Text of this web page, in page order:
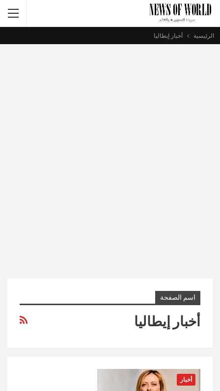
الرئيسية أخبار إيطاليا
اسم الصفحة
أخبار إيطاليا
أخبار